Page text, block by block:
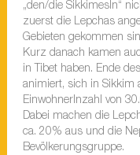
„den/die SikkimesIn“
zuerst die Lepchas
Gebieten gekommen
Kurz danach kamen
in Tibet haben. Ende
animiert, sich in Sikkim
EinwohnerInzahl von
Dabei machen die
ca. 20% aus und die
Bevölkerungsgruppe.